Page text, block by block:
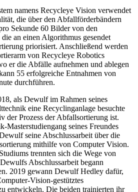
namens Recycleye Vision verwendet
die über den Abfallförderbändern
Sekunde 60 Bilder von den
an einen Algorithmus gesendet
priorisiert. Anschließend werden
von Recycleye Robotics
er die Abfälle aufnehmen und ablegen
55 erfolgreiche Entnahmen von
durchführen.
als Dewulf im Rahmen seines
eine Recyclinganlage besuchte
der Prozess der Abfallsortierung ist.
Masterstudiengang seines Freundes
seine Abschlussarbeit über die
mithilfe von Computer Vision.
trennten sich die Wege von
Abschlussarbeit begann
2019 gewann Dewulf Hedley dafür,
Vision-gestütztes
entwickeln. Die beiden trainierten ihr